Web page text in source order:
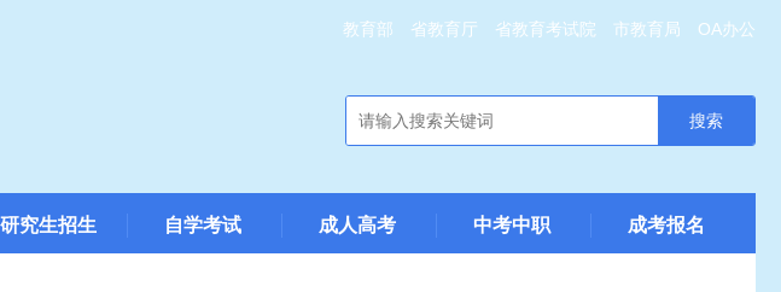
教育部 省教育厅 省教育考试院 市教育局 OA办公
搜索
研究生招生 自学考试 成人高考 中考中职 成考报名